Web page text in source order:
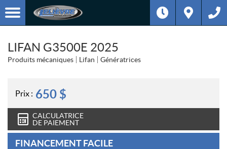
LIFAN G3500E 2025
Produits mécaniques Lifan Génératrices
Prix : 650 $
CALCULATRICE
DE PAIEMENT
FINANCEMENT FACILE